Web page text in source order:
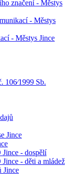
značení - Městys
- Městys
- Městys Jince
106⁄1999 Sb.
Jince
- dospělí
- děti a mládež
Jince